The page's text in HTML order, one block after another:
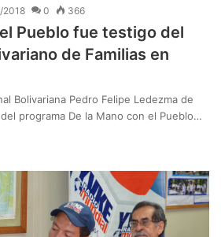
0 366
Pueblo fue testigo del
de Familias en
Bolivariana Pedro Felipe Ledezma de
programa De la Mano con el Pueblo…